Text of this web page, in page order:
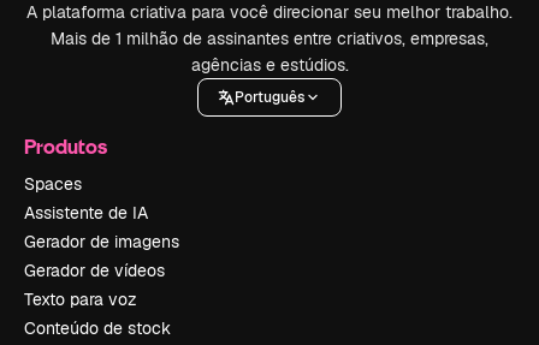
A plataforma criativa para você direcionar seu melhor trabalho.
Mais de 1 milhão de assinantes entre criativos, empresas,
agências e estúdios.
Português
Produtos
Spaces
Assistente de IA
Gerador de imagens
Gerador de vídeos
Texto para voz
Conteúdo de stock